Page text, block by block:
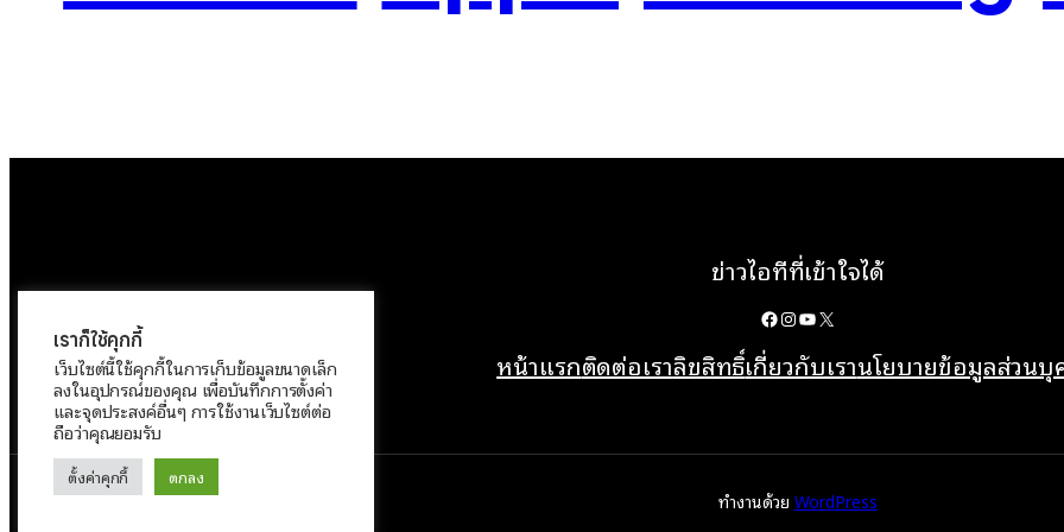
ข่าวไอทีที่เข้าใจได้
Facebook
Instagram
YouTube
X
หน้าแรกติดต่อเราลิขสิทธิ์เกี่ยวกับเรานโยบายข้อมูลส่วน
ทำงานด้วย WordPress
เราก็ใช้คุกกี้
เว็บไซต์นี้ใช้คุกกี้ในการเก็บข้อมูลขนาดเล็ก
ลงในอุปกรณ์ของคุณ เพื่อบันทึกการตั้งค่า
และจุดประสงค์อื่นๆ การใช้งานเว็บไซต์ต่อ
ถือว่าคุณยอมรับ
ตั้งค่าคุกกี้ ตกลง